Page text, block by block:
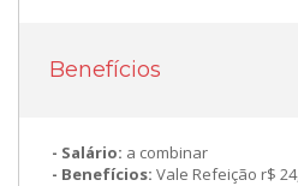
Benefícios
Salário: a combinar
Benefícios: Vale Refeição r$